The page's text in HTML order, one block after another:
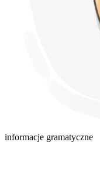
informacje gramatyczne